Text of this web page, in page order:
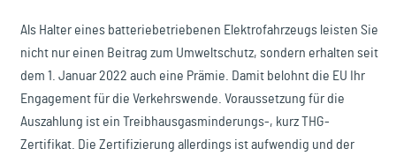
Fahrzeugverglasungen eine Garantie von zwölf Jahren auf
Dichtigkeit gewährt wird, umfassen
Steinschlagreparaturen eine Garantiezeit von 24 Monaten.
Ihre Vorteile auf einen Blick:
können kostengünstig mit Smart-Repair behoben werden.
Unsere Partnerwerkstätten der LPS-Firmengruppe
verwenden patentierte Reparaturtechniken, um das
Aussehen Ihres Fahrzeugs zu verbessern, während die
Kosten niedrig gehalten werden. Dabei arbeiten die
sogenannten Lackdoktoren unter anderem mit einer
Als Halter eines batteriebetriebenen Elektrofahrzeugs leisten Sie
nicht nur einen Beitrag zum Umweltschutz, sondern erhalten seit
dem 1. Januar 2022 auch eine Prämie. Damit belohnt die EU Ihr
Engagement für die Verkehrswende. Voraussetzung für die
Auszahlung ist ein Treibhausgasminderungs-, kurz THG-
Zertifikat. Die Zertifizierung allerdings ist aufwendig und der